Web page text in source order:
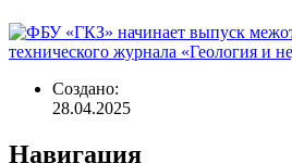
Создано:
28.04.2025
Навигация